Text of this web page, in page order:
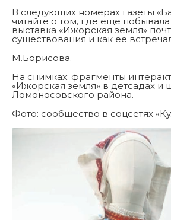
В следующих номерах газеты
читайте о том, где ещё
выставка «Ижорская земля»
существования и как её
М.Борисова.
На снимках: фрагменты
«Ижорская земля» в детсадах и
Ломоносовского района.
Фото: сообщество в соцсетях